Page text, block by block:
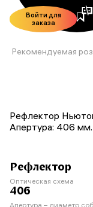
Войти для
заказа
Рекомендуемая
Рефлектор
Апертура: 406
Рефлектор
Оптическая схема
406
Апертура – диаметр